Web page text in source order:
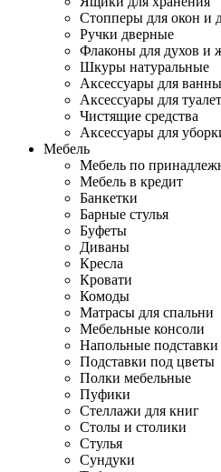
Стопперы для окон и
Ручки дверные
Флаконы для духов и
Шкуры натуральные
Аксессуары для
Аксессуары для
Чистящие средства
Аксессуары для
Мебель
Мебель по
Мебель в кредит
Банкетки
Барные стулья
Буфеты
Диваны
Кресла
Кровати
Комоды
Матрасы для спальни
Мебельные консоли
Напольные подставки
Подставки под цветы
Полки мебельные
Пуфики
Стеллажи для книг
Столы и столики
Стулья
Сундуки